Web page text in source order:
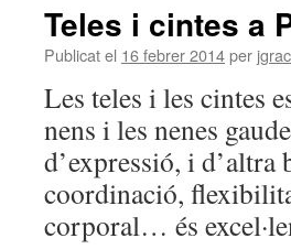
Teles i cintes a
Publicat el 16 febrer 2014per
Les teles i les cintes
nens i les nenes
d’expressió, i
coordinació,
corporal… és